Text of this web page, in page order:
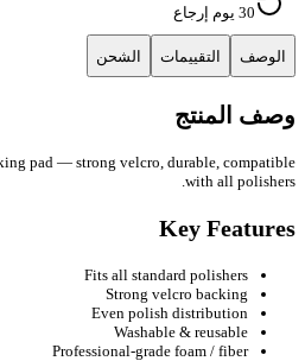
30 يوم إرجاع
الوصف التقييمات الشحن
وصف المنتج
pad — strong velcro, durable, compatible
with all polishers.
Key Features
Fits all standard polishers
Strong velcro backing
Even polish distribution
Washable & reusable
Professional-grade foam / fiber